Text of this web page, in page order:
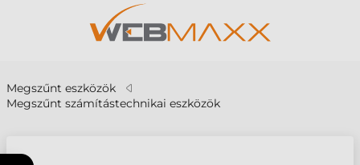
Megszűnt eszközök
Megszűnt számítástechnikai eszközök